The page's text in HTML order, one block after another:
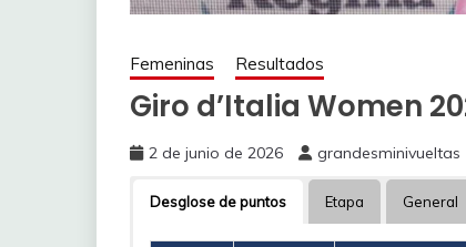
Femeninas Resultados
Giro d’Italia Women
2 de junio de 2026 grandesminivueltas
Desglose de puntos Etapa General